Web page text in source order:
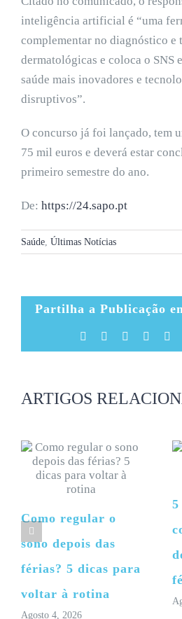
inteligência artificial é “uma
complementar no diagnóstico e
dermatológicas e coloca o SNS
saúde mais inovadores e
disruptivos”.
O concurso já foi lançado, tem
75 mil euros e deverá estar
primeiro semestre do ano.
De: https://24.sapo.pt
Saúde Últimas Notícias
Partilha a Publicação
Facebook Reddit
ARTIGOS
Como regular o
sono depois das
férias? 5 dicas para
voltar à rotina
Agosto 4, 2026